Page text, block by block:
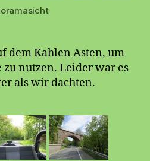
dem Kahlen Asten, um
zu nutzen. Leider war es
als wir dachten.